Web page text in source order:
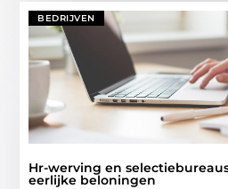
BEDRIJVEN
Hr-werving en
eerlijke beloningen